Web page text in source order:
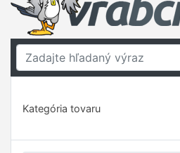
Kategória tovaru